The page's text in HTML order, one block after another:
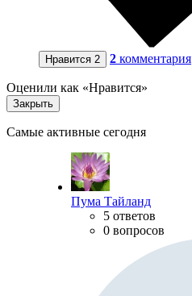
Нравится 2 2 комментария
Оценили как «Нравится»
Закрыть
Самые активные сегодня
Пума Тайланд
5 ответов
0 вопросов